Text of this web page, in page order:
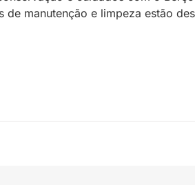
manutenção e limpeza estão